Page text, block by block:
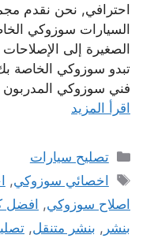
احترافي, نحن نقدم
السيارات سوزوكي
الصغيرة إلى
تبدو سوزوكي الخاصة
فني سوزوكي
اقرأ المزيد
التصنيفات
تصليح سيارات
الوسوم
اخصائي سوزوكي,
اصلاح سوزوكي, افضل
بنشر , بنشر متنقل,